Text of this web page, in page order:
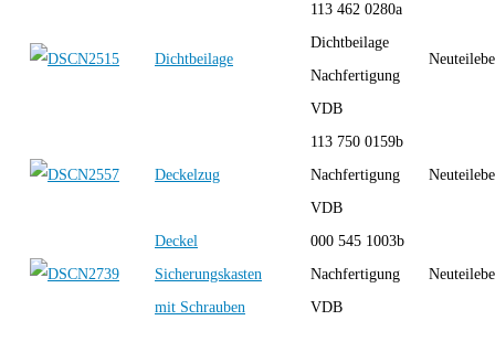
Dichtbeilage
113 462 0280a
Dichtbeilage
Nachfertigung
VDB
Deckelzug
113 750 0159b
Nachfertigung
VDB
Deckel
Sicherungskasten
mit Schrauben
000 545 1003b
Nachfertigung
VDB